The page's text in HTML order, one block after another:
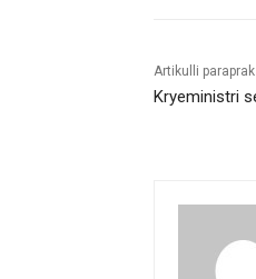
Artikulli paraprak
Kryeministri